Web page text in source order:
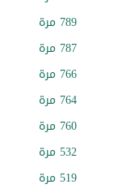
789 مرة
787 مرة
766 مرة
764 مرة
760 مرة
532 مرة
519 مرة